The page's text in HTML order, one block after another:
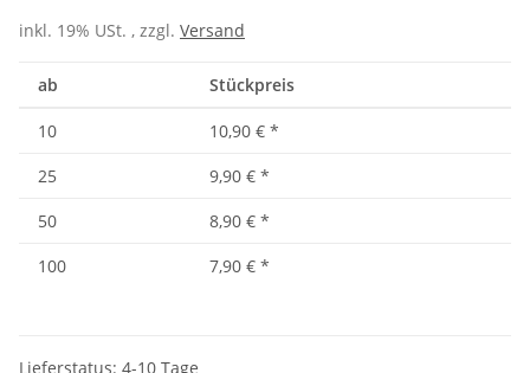
inkl. 19% USt. , zzgl. Versand
ab Stückpreis
10 10,90 € *
25
9,90 € *
50
8,90 € *
100
7,90 € *
Lieferstatus: 4-10 Tage